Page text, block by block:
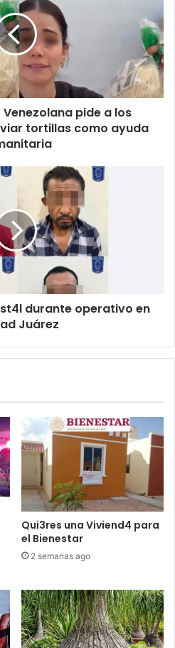
pide a los
tortillas como ayuda
durante operativo en
Juárez
Qui3res una Viviend4 para
el Bienestar
2 semanas ago